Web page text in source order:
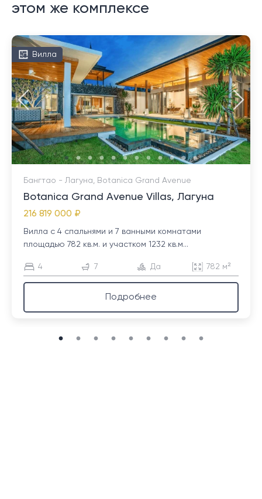
этом же комплексе
Вилла
Бангтао - Лагуна, Botanica Grand Avenue
Botanica Grand Avenue Villas, Лагуна
216 819 000 ₽
Вилла с 4 спальнями и 7 ванными комнатами
площадью 782 кв.м. и участком 1232 кв.м...
4 7 Да 782 м²
Подробнее